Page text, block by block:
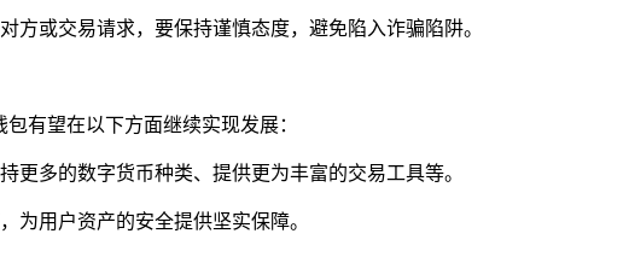
方或交易请求，要保持谨慎态度，避免陷入诈骗陷阱。
有望在以下方面继续实现发展：
更多的数字货币种类、提供更为丰富的交易工具等。
为用户资产的安全提供坚实保障。